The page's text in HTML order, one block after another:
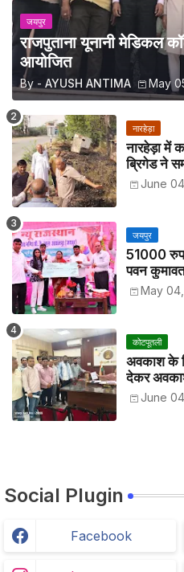
जयपुर
राजपुताना यूनानी मेडिकल
आयोजित
By - AYUSH ANTIMA May
नारहेड़ा
नारहेड़ा में
ब्रिगेड ने
June
जयपुर
51000
पवन
May
कोटपूतली
अवकाश के
देकर
विरोध में
के नाम दिया
June
Social Plugin
Facebook